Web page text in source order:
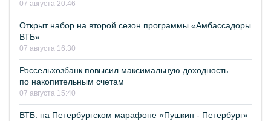
07 августа 20:46
Открыт набор на второй сезон программы «Амбассадоры
ВТБ»
07 августа 16:30
Россельхозбанк повысил максимальную доходность
по накопительным счетам
07 августа 15:40
ВТБ: на Петербургском марафоне «Пушкин - Петербург»